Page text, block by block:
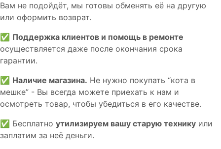
Вам не подойдёт, мы готовы обменять её на другую
или оформить возврат.
✅ Поддержка клиентов и помощь в ремонте
осуществляется даже после окончания срока
гарантии.
✅ Наличие магазина. Не нужно покупать “кота в
мешке” - Вы всегда можете приехать к нам и
осмотреть товар, чтобы убедиться в его качестве.
✅ Бесплатно утилизируем вашу старую технику или
заплатим за неё деньги.